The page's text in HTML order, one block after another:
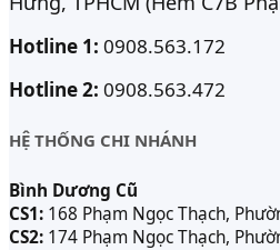
Hotline 1: 0908.563.172
Hotline 2: 0908.563.472
HỆ THỐNG CHI NHÁNH
Bình Dương Cũ
CS1: 168 Phạm Ngọc Thạch,
CS2: 174 Phạm Ngọc Thạch,